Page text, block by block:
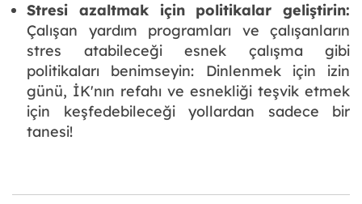
Stresi azaltmak için politikalar geliştirin:
Çalışan yardım programları ve çalışanların
stres atabileceği esnek çalışma gibi
politikaları benimseyin: Dinlenmek için izin
günü, İK'nın refahı ve esnekliği teşvik etmek
için keşfedebileceği yollardan sadece bir
tanesi!